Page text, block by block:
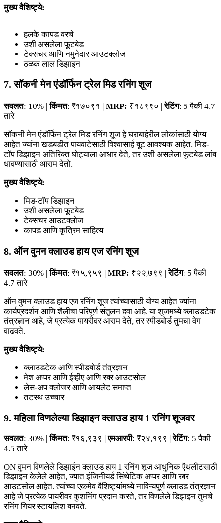
मुख्य वैशिष्ट्ये:
हलके कापड वरचे
उशी असलेला फूटबेड
टेक्सचर आणि नमुनेदार आउटक्लोज
ठळक लाल डिझाइन
7. सॉकनी मेन एंडॉर्फिन ट्रेल मिड रनिंग शूज
सवलत: 10% |किंमत: ₹१७०९१ | MRP: ₹१८९९० |रेटिंग: 5 पैकी 4.7
तारे
सॉकनी मेन एंडॉर्फिन ट्रेल मिड रनिंग शूज हे घराबाहेरील लोकांसाठी योग्य
आहेत ज्यांना खडबडीत पायवाटेसाठी विश्वासार्ह बूट आवश्यक आहेत. मिड-
टॉप डिझाइन अतिरिक्त घोट्याला आधार देते, तर उशी असलेला फूटबेड लांब
धावण्यासाठी आराम देतो.
मुख्य वैशिष्ट्ये:
मिड-टॉप डिझाइन
उशी असलेला फूटबेड
टेक्सचर आउटक्लोज
कापड आणि कृत्रिम साहित्य
8. ऑन वुमन क्लाउड हाय एज रनिंग शूज
सवलत: 30% |किंमत: ₹१५,९५९ | MRP: ₹२२,७९९ |रेटिंग: 5 पैकी
4.7 तारे
ऑन वुमन क्लाउड हाय एज रनिंग शूज त्यांच्यासाठी योग्य आहेत ज्यांना
कार्यप्रदर्शन आणि शैलीचा परिपूर्ण संतुलन हवा आहे. या शूजमध्ये क्लाउडटेक
तंत्रज्ञान आहे, जे प्रत्येक पायरीवर आराम देते, तर स्पीडबोर्ड तुमचा वेग
वाढवते.
मुख्य वैशिष्ट्ये:
क्लाउडटेक आणि स्पीडबोर्ड तंत्रज्ञान
मेश अप्पर आणि ईव्हीए आणि रबर आउटसोल
लेस-अप क्लोजर आणि आयलेट समाप्त
तटस्थ उच्चार
9. महिला विणलेल्या डिझाइन क्लाउड हाय 1 रनिंग शूजवर
सवलत: 30% |किंमत: ₹१६,९३९ |एमआरपी: ₹२४,१९९ |रेटिंग: 5 पैकी
4.5 तारे
ON वुमन विणलेले डिझाईन क्लाउड हाय 1 रनिंग शूज आधुनिक ऍथलीटसाठी
डिझाइन केलेले आहेत, ज्यात इंजिनीयर्ड सिंथेटिक अप्पर आणि रबर
आउटसोल आहेत. त्यांच्या एकमेव वैशिष्ट्यांमध्ये नाविन्यपूर्ण क्लाउड तंत्रज्ञान
आहे जे प्रत्येक पायरीवर कुशनिंग प्रदान करते, तर विणलेले डिझाइन तुमचे
रनिंग गियर स्टायलिश बनवते.